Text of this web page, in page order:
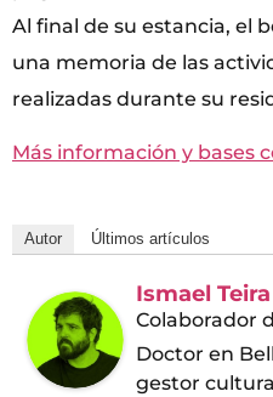
Al final de su estancia, el
una memoria de las
realizadas durante su
Más información y bases
Autor Últimos artículos
Ismael Teira
Colaborador
Doctor en
gestor